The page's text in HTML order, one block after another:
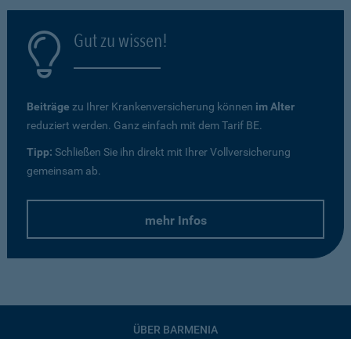
Gut zu wissen!
Beiträge zu Ihrer Krankenversicherung können im Alter
reduziert werden. Ganz einfach mit dem Tarif BE.
Tipp: Schließen Sie ihn direkt mit Ihrer Vollversicherung
gemeinsam ab.
mehr Infos
ÜBER BARMENIA